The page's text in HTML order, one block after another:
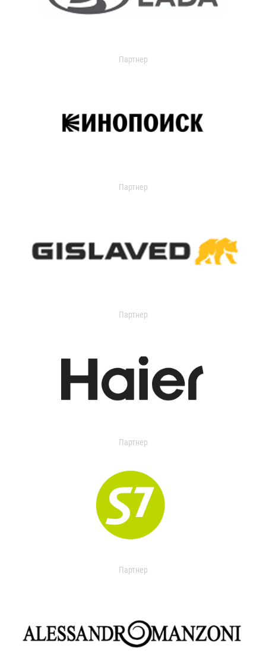
Партнер
Партнер
Партнер
Партнер
Партнер